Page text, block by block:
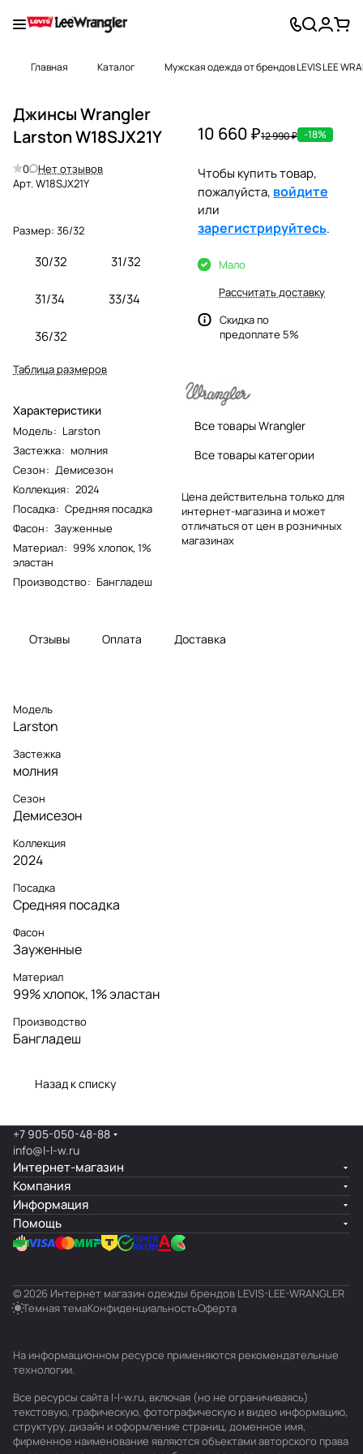
Главная Каталог Мужская одежда от брендов LEVIS LEE
Джинсы Wrangler
Larston W18SJX21Y
0
Нет отзывов
Арт.W18SJX21Y
Размер: 36/32
30/32 31/32
31/34 33/34
36/32
Таблица размеров
Характеристики
Модель: Larston
Застежка: молния
Сезон: Демисезон
Коллекция: 2024
Посадка: Средняя посадка
Фасон: Зауженные
Материал: 99% хлопок, 1%
эластан
Производство: Бангладеш
10 660 ₽12 990 ₽ -18%
Чтобы купить товар,
пожалуйста, войдите
или
зарегистрируйтесь.
Мало
Рассчитать доставку
Скидка по
предоплате 5%
Все товары Wrangler
Все товары категории
Цена действительна только для
интернет-магазина и может
отличаться от цен в розничных
магазинах
Отзывы Оплата Доставка
Модель
Larston
Застежка
молния
Сезон
Демисезон
Коллекция
2024
Посадка
Средняя посадка
Фасон
Зауженные
Материал
99% хлопок, 1% эластан
Производство
Бангладеш
Назад к списку
+7 905-050-48-88
info@l-l-w.ru
Интернет-магазин
Компания
Информация
Помощь
© 2026 Интернет магазин одежды брендов LEVIS-LEE-WRANGLER
Темная темаКонфиденциальностьОферта
На информационном ресурсе применяются рекомендательные
технологии.
Все ресурсы сайта l-l-w.ru, включая (но не ограничиваясь)
текстовую, графическую, фотографическую и видео информацию,
структуру, дизайн и оформление страниц, доменное имя,
фирменное наименование являются объектами авторского права